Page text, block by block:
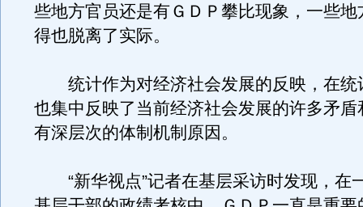
些地方官员还是有ＧＤＰ攀比现象，一些地
得也脱离了实际。
统计作为对经济社会发展的反映，在统
也集中反映了当前经济社会发展的许多矛盾
有深层次的体制机制原因。
“新华视点”记者在基层采访时发现，在